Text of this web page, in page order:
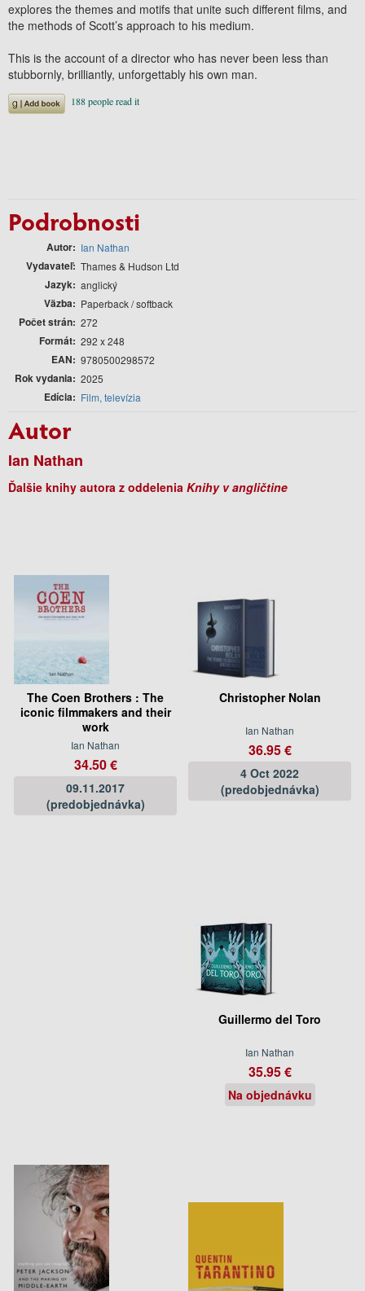
explores the themes and motifs that unite such different films, and
the methods of Scott’s approach to his medium.
This is the account of a director who has never been less than
stubbornly, brilliantly, unforgettably his own man.
Podrobnosti
Autor Ian Nathan
Vydavateľ Thames & Hudson Ltd
Jazyk anglický
Väzba Paperback / softback
Počet strán 272
Formát 292 x 248
EAN 9780500298572
Rok vydania 2025
Edícia Film, televízia
Autor
Ian Nathan
Ďalšie knihy autora z oddelenia Knihy v angličtine
The Coen Brothers : The
iconic filmmakers and their
work
Ian Nathan
34.50 €
09.11.2017
(predobjednávka)
Christopher Nolan
Ian Nathan
36.95 €
4 Oct 2022
(predobjednávka)
Guillermo del Toro
Ian Nathan
35.95 €
Na objednávku